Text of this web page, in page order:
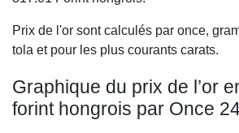
Prix de l'or sont calculés par once,
tola et pour les plus courants carats.
Graphique du prix de l’or
forint hongrois par Once